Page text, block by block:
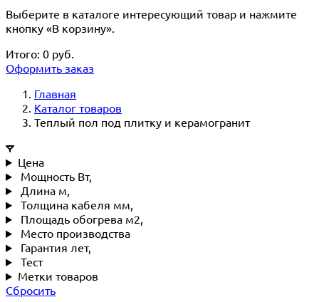
Выберите в каталоге интересующий товар и нажмите
кнопку «В корзину».
Итого: 0 руб.
Оформить заказ
Главная
Каталог товаров
Теплый пол под плитку и керамогранит
Цена
Мощность Вт,
Длина м,
Толщина кабеля мм,
Площадь обогрева м2,
Место производства
Гарантия лет,
Тест
Метки товаров
Сбросить